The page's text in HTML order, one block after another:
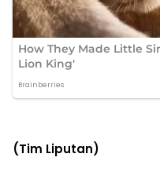
(Tim Liputan)